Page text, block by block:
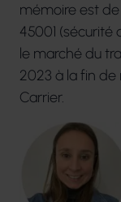
mémoire est
45001 (sécurité
le marché du
2023 à la fin
Carrier.